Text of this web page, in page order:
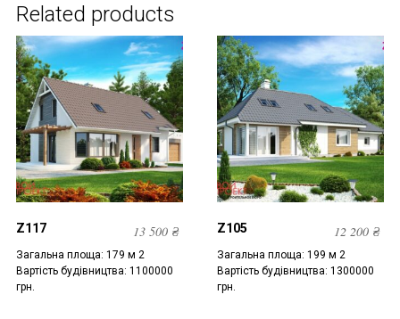
Related products
Z117 13 500₴
Загальна площа: 179 м 2
Вартість будівництва: 1100000
грн.
Z105 12 200 ₴
Загальна площа: 199 м 2
Вартість будівництва: 1300000
грн.